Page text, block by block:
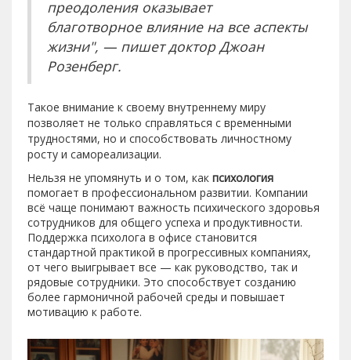
преодоления оказывает
благотворное влияние на все аспекты
жизни", — пишет доктор Джоан
Розенберг.
Такое внимание к своему внутреннему миру
позволяет не только справляться с временными
трудностями, но и способствовать личностному
росту и самореализации.
Нельзя не упомянуть и о том, как психология
помогает в профессиональном развитии. Компании
всё чаще понимают важность психического здоровья
сотрудников для общего успеха и продуктивности.
Поддержка психолога в офисе становится
стандартной практикой в прогрессивных компаниях,
от чего выигрывает все — как руководство, так и
рядовые сотрудники. Это способствует созданию
более гармоничной рабочей среды и повышает
мотивацию к работе.